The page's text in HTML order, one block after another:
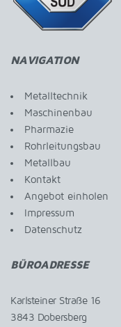
NAVIGATION
Metalltechnik
Maschinenbau
Pharmazie
Rohrleitungsbau
Metallbau
Kontakt
Angebot einholen
Impressum
Datenschutz
BÜROADRESSE
Karlsteiner Straße 16
3843 Dobersberg